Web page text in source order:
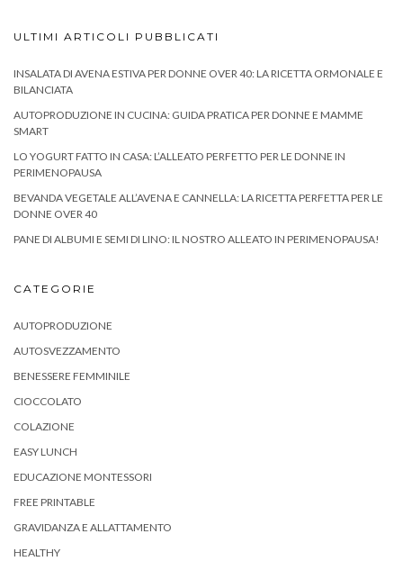
ULTIMI ARTICOLI PUBBLICATI
INSALATA DI AVENA ESTIVA PER DONNE OVER 40: LA RICETTA ORMONALE E
BILANCIATA
AUTOPRODUZIONE IN CUCINA: GUIDA PRATICA PER DONNE E MAMME
SMART
LO YOGURT FATTO IN CASA: L’ALLEATO PERFETTO PER LE DONNE IN
PERIMENOPAUSA
BEVANDA VEGETALE ALL’AVENA E CANNELLA: LA RICETTA PERFETTA PER LE
DONNE OVER 40
PANE DI ALBUMI E SEMI DI LINO: IL NOSTRO ALLEATO IN PERIMENOPAUSA!
CATEGORIE
AUTOPRODUZIONE
AUTOSVEZZAMENTO
BENESSERE FEMMINILE
CIOCCOLATO
COLAZIONE
EASY LUNCH
EDUCAZIONE MONTESSORI
FREE PRINTABLE
GRAVIDANZA E ALLATTAMENTO
HEALTHY